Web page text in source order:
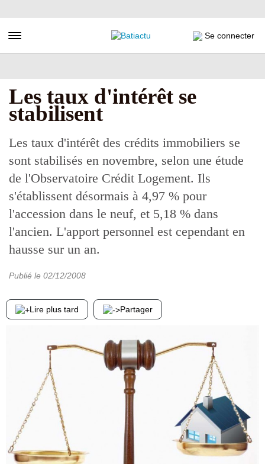
au
principal
Toggle navigation Se connecter
Les taux d'intérêt se
stabilisent
Les taux d'intérêt des crédits immobiliers se
sont stabilisés en novembre, selon une étude
de l'Observatoire Crédit Logement. Ils
s'établissent désormais à 4,97 % pour
l'accession dans le neuf, et 5,18 % dans
l'ancien. L'apport personnel est cependant en
hausse sur un an.
Publié le 02/12/2008
Lire plus tard Partager